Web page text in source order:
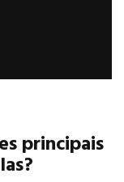
principais